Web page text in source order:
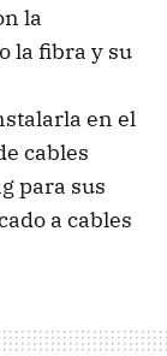
la
la fibra y su
en el
cables
para sus
a cables